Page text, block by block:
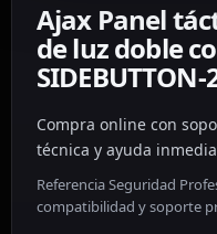
Ajax Panel
de luz doble
SIDEBUTTON-
Compra online con
técnica y ayuda
Referencia Seguridad
compatibilidad y soporte